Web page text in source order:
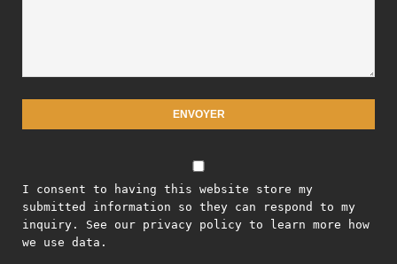
I consent to having this website store my
submitted information so they can respond to my
inquiry. See our privacy policy to learn more how
we use data.